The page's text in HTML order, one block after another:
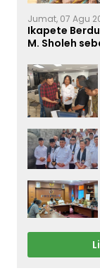
Jumat, 07 Agu
Ikapete
M. Sholeh